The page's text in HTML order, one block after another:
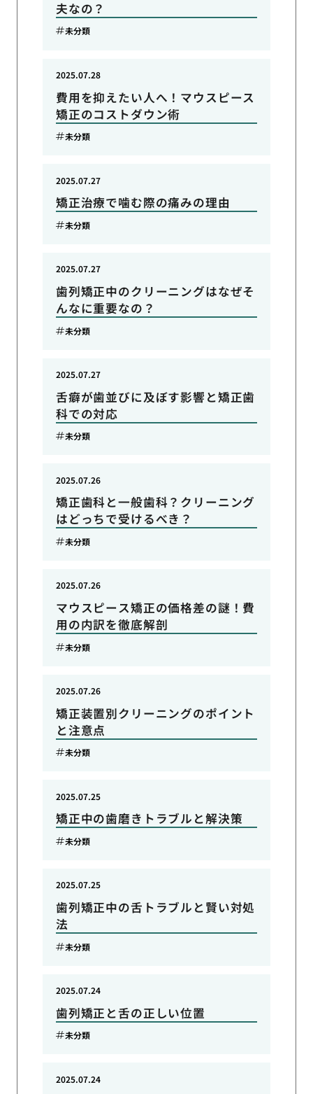
夫なの？
未分類
費用を抑えたい人へ！マウスピース
矯正のコストダウン術
2025.07.28
未分類
矯正治療で噛む際の痛みの理由
2025.07.27
未分類
歯列矯正中のクリーニングはなぜそ
んなに重要なの？
2025.07.27
未分類
舌癖が歯並びに及ぼす影響と矯正歯
科での対応
2025.07.27
未分類
矯正歯科と一般歯科？クリーニング
はどっちで受けるべき？
2025.07.26
未分類
マウスピース矯正の価格差の謎！費
用の内訳を徹底解剖
2025.07.26
未分類
矯正装置別クリーニングのポイント
と注意点
2025.07.26
未分類
矯正中の歯磨きトラブルと解決策
2025.07.25
未分類
歯列矯正中の舌トラブルと賢い対処
法
2025.07.25
未分類
歯列矯正と舌の正しい位置
2025.07.24
未分類
2025.07.24